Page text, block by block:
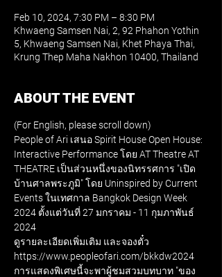
Feb 10, 2024, 7:30 PM – 8:30 PM
Khwaeng Samsen Nai, 2, 92 Phahon Yothin
5, Khwaeng Samsen Nai, Khet Phaya Thai,
Krung Thep Maha Nakhon 10400, Thailand
ABOUT THE EVENT
(For English, please scroll down)
People of Ari เสนอ Spirit House Open House:
Interactive Performance โดย AT Theatre AT
THEATRE เป็นส่วนหนึ่งของนิทรรศการ "เปิด
บ้านศาลพระภูมิ" โดย Uninspired by Current
Events ในเทศกาล Bangkok Design Week
2024 ตั้งแต่วันที่ 27 มกราคม - 11 กุมภาพันธ์
2024
ดูรายละเอียดเพิ่มเติม และจองตั๋ว
https://www.peopleofari.com/bkkdw2024
การแสดงพิเศษนี้จะพาผู้ชมสวมบทบาท "ของ